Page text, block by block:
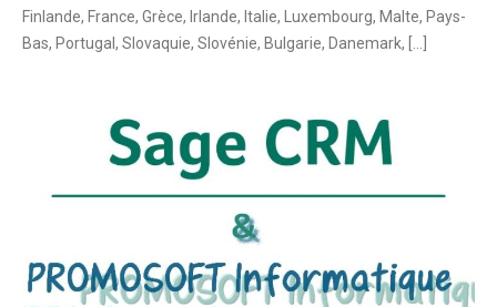
Finlande, France, Grèce, Irlande, Italie, Luxembourg, Malte, Pays-
Bas, Portugal, Slovaquie, Slovénie, Bulgarie, Danemark, […]